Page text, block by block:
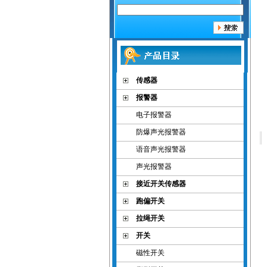
传感器
报警器
电子报警器
防爆声光报警器
语音声光报警器
声光报警器
接近开关传感器
跑偏开关
拉绳开关
开关
磁性开关